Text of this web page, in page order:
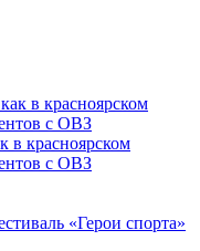
в красноярском
с ОВЗ